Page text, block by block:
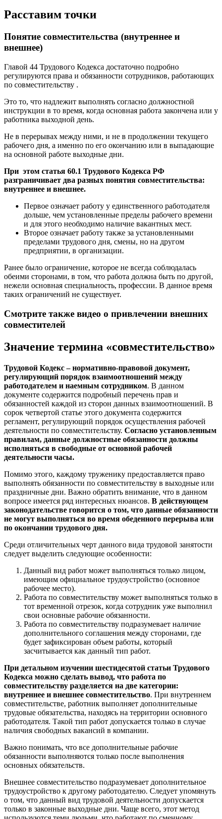
Расставим точки
Понятие совместительства (внутреннее и
внешнее)
Главой 44 Трудового Кодекса достаточно подробно
регулируются права и обязанности сотрудников, работающих
по совместительству .
Это то, что надлежит выполнять согласно должностной
инструкции в то время, когда основная работа закончена или у
работника выходной день.
Не в перерывах между ними, и не в продолжении текущего
рабочего дня, а именно по его окончанию или в выпадающие
на основной работе выходные дни.
При этом статья 60.1 Трудового Кодекса РФ
разграничивает два разных понятия совместительства:
внутреннее и внешнее.
Первое означает работу у единственного работодателя
дольше, чем установленные пределы рабочего времени
и для этого необходимо наличие вакантных мест.
Второе означает работу также за установленными
пределами трудового дня, смены, но на другом
предприятии, в организации.
Ранее было ограничение, которое не всегда соблюдалась
обеими сторонами, в том, что работа должна быть по другой,
нежели основная специальность, профессии. В данное время
таких ограничений не существует.
Смотрите также видео о привлечении внешних
совместителей
Значение термина «совместительство»
Трудовой Кодекс – нормативно-правовой документ,
регулирующий порядок взаимоотношений между
работодателем и наемным сотрудником. В данном
документе содержится подробный перечень прав и
обязанностей каждой из сторон данных взаимоотношений. В
сорок четвертой статье этого документа содержится
регламент, регулирующий порядок осуществления рабочей
деятельности по совместительству. Согласно установленным
правилам, данные должностные обязанности должны
исполняться в свободные от основной рабочей
деятельности часы.
Помимо этого, каждому труженику предоставляется право
выполнять обязанности по совместительству в выходные или
праздничные дни. Важно обратить внимание, что в данном
вопросе имеется ряд интересных нюансов. В действующем
законодательстве говорится о том, что данные обязанности
не могут выполняться во время обеденного перерыва или
по окончании трудового дня.
Среди отличительных черт данного вида трудовой занятости
следует выделить следующие особенности:
Данный вид работ может выполняться только лицом,
имеющим официальное трудоустройство (основное
рабочее место).
Работа по совместительству может выполняться только в
тот временной отрезок, когда сотрудник уже выполнил
свои основные рабочие обязанности.
Работа по совместительству подразумевает наличие
дополнительного соглашения между сторонами, где
будет зафиксирован объем работы, который
засчитывается как данный тип работ.
При детальном изучении шестидесятой статьи Трудового
Кодекса можно сделать вывод, что работа по
совместительству разделяется на две категории:
внутреннее и внешнее совместительство. При внутреннем
совместительстве, работник выполняет дополнительные
трудовые обязательства, находясь на территории основного
работодателя. Такой тип работ допускается только в случае
наличия свободных вакансий в компании.
Важно понимать, что все дополнительные рабочие
обязанности выполняются только после выполнения
основных обязательств.
Внешнее совместительство подразумевает дополнительное
трудоустройство к другому работодателю. Следует упомянуть
о том, что данный вид трудовой деятельности допускается
только в законные выходные дни. Чаще всего, этот метод